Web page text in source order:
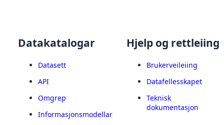
Datakatalogar
Datasett
API
Omgrep
Informasjonsmodellar
Hjelp og rettleiing
Brukerveileiing
Datafellesskapet
Teknisk
dokumentasjon